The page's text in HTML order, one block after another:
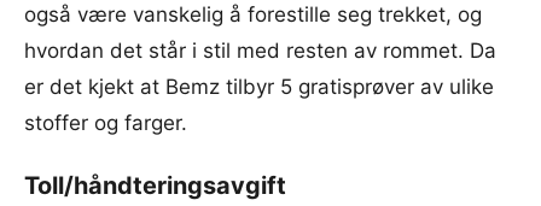
også være vanskelig å forestille seg trekket, og
hvordan det står i stil med resten av rommet. Da
er det kjekt at Bemz tilbyr 5 gratisprøver av ulike
stoffer og farger.
Toll/håndteringsavgift